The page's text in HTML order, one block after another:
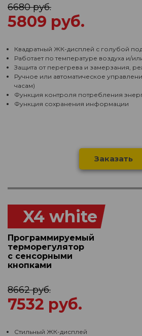
6680 руб.
5809 руб.
Квадратный ЖК-дисплей с голубой
Работает по температуре воздуха и/
Защита от перегрева и замерзания,
Ручное или автоматическое
часам)
Функция контроля потребления
Функция сохранения информации
Заказать
X4 white
Программируемый
терморегулятор
с сенсорными
кнопками
8662 руб.
7532 руб.
Стильный ЖК-дисплей